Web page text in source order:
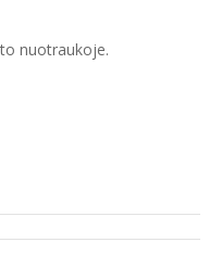
nuotraukoje.